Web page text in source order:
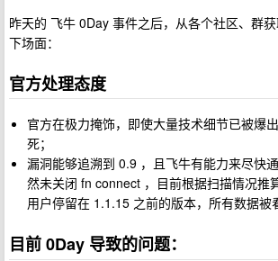
昨天的 飞牛 0Day 事件之后，从各个社区、群
下场面：
官方处理态度
官方在极力掩饰，即使大量技术细节已被爆
死；
漏洞能够追溯到 0.9 ，且飞牛有能力来尽快
然未关闭 fn connect ，目前根据扫描情况推
用户停留在 1.1.15 之前的版本，所有数据被
目前 0Day 导致的问题：